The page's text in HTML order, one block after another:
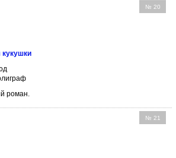
№ 20
кукушки
роман.
№ 21